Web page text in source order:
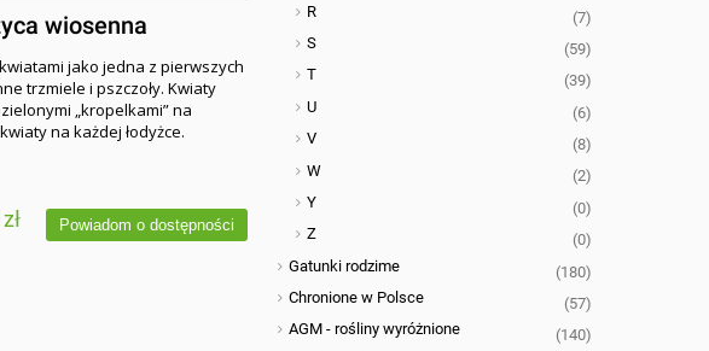
wiosenna
jako jedna z pierwszych
trzmiele i pszczoły. Kwiaty
„kropelkami” na
na każdej łodyżce.
Powiadom o dostępności
R
(7)
S
(59)
T
(39)
U
(6)
V
(8)
W
(2)
Y
(0)
Z
(0)
Gatunki rodzime
(180)
Chronione w Polsce
(57)
AGM - rośliny wyróżnione
(140)